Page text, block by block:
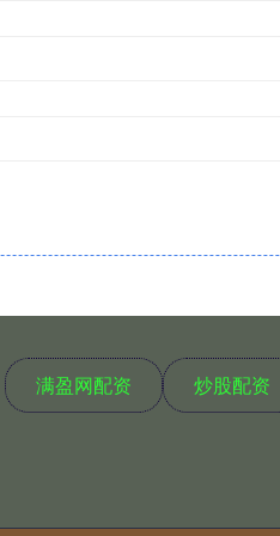
满盈网配资 炒股配资